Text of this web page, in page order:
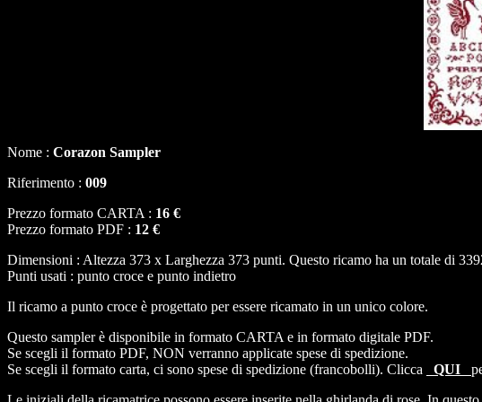
Nome : Corazon Sampler
Riferimento : 009
Prezzo formato CARTA : 16 €
Prezzo formato PDF : 12 €
Dimensioni : Altezza 373 x Larghezza 373 punti. Questo ricamo ha un totale di
Punti usati : punto croce e punto indietro
Il ricamo a punto croce è progettato per essere ricamato in un unico colore.
Questo sampler è disponibile in formato CARTA e in formato digitale PDF.
Se scegli il formato PDF, NON verranno applicate spese di spedizione.
Se scegli il formato carta, ci sono spese di spedizione (francobolli). Clicca
QUI